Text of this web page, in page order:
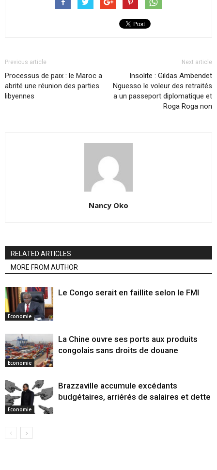
Previous article
Processus de paix : le Maroc a
abrité une réunion des parties
libyennes
Next article
Insolite : Gildas Ambendet
Nguesso le voleur des retraités
a un passeport diplomatique et
Roga Roga non
Nancy Oko
RELATED ARTICLES
MORE FROM AUTHOR
Economie
Le Congo serait en faillite selon le FMI
Economie
La Chine ouvre ses ports aux produits
congolais sans droits de douane
Economie
Brazzaville accumule excédants
budgétaires, arriérés de salaires et dette